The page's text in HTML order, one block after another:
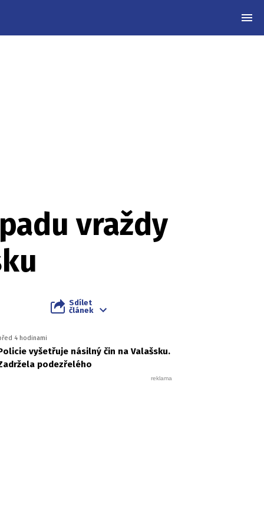
vraždy
Sdílet
článek
4 hodinami
vyšetřuje násilný čin na Valašsku.
podezřelého